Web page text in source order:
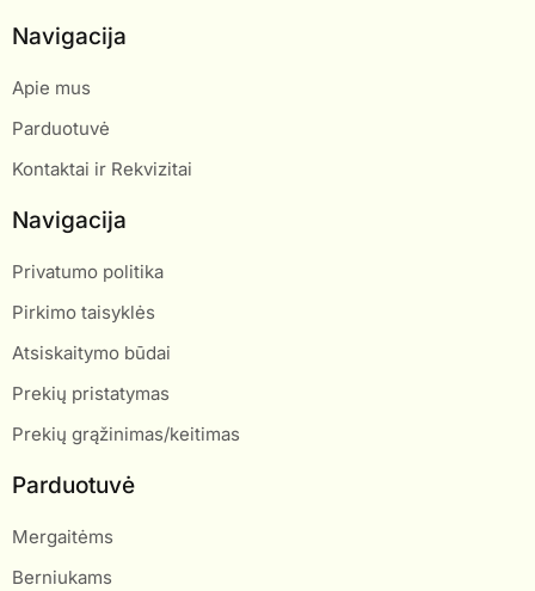
Navigacija
Apie mus
Parduotuvė
Kontaktai ir Rekvizitai
Navigacija
Privatumo politika
Pirkimo taisyklės
Atsiskaitymo būdai
Prekių pristatymas
Prekių grąžinimas/keitimas
Parduotuvė
Mergaitėms
Berniukams